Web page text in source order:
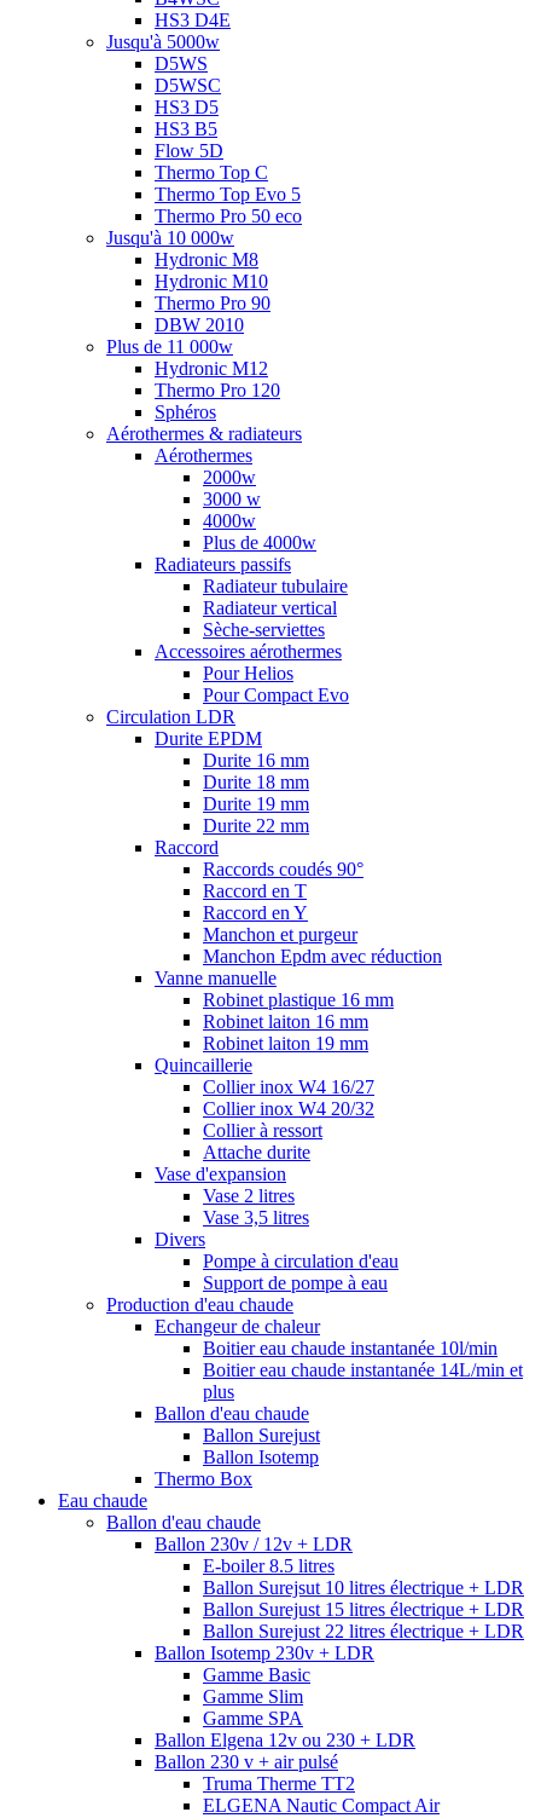
HS3 D4E
Jusqu'à 5000w
D5WS
D5WSC
HS3 D5
HS3 B5
Flow 5D
Thermo Top C
Thermo Top Evo 5
Thermo Pro 50 eco
Jusqu'à 10 000w
Hydronic M8
Hydronic M10
Thermo Pro 90
DBW 2010
Plus de 11 000w
Hydronic M12
Thermo Pro 120
Sphéros
Aérothermes & radiateurs
Aérothermes
2000w
3000 w
4000w
Plus de 4000w
Radiateurs passifs
Radiateur tubulaire
Radiateur vertical
Sèche-serviettes
Accessoires aérothermes
Pour Helios
Pour Compact Evo
Circulation LDR
Durite EPDM
Durite 16 mm
Durite 18 mm
Durite 19 mm
Durite 22 mm
Raccord
Raccords coudés 90°
Raccord en T
Raccord en Y
Manchon et purgeur
Manchon Epdm avec réduction
Vanne manuelle
Robinet plastique 16 mm
Robinet laiton 16 mm
Robinet laiton 19 mm
Quincaillerie
Collier inox W4 16/27
Collier inox W4 20/32
Collier à ressort
Attache durite
Vase d'expansion
Vase 2 litres
Vase 3,5 litres
Divers
Pompe à circulation d'eau
Support de pompe à eau
Production d'eau chaude
Echangeur de chaleur
Boitier eau chaude instantanée 10l/min
Boitier eau chaude instantanée 14L/min et
plus
Ballon d'eau chaude
Ballon Surejust
Ballon Isotemp
Thermo Box
Eau chaude
Ballon d'eau chaude
Ballon 230v / 12v + LDR
E-boiler 8.5 litres
Ballon Surejsut 10 litres électrique + LDR
Ballon Surejust 15 litres électrique + LDR
Ballon Surejust 22 litres électrique + LDR
Ballon Isotemp 230v + LDR
Gamme Basic
Gamme Slim
Gamme SPA
Ballon Elgena 12v ou 230 + LDR
Ballon 230 v + air pulsé
Truma Therme TT2
ELGENA Nautic Compact Air